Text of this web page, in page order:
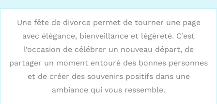
Une fête de divorce permet de tourner une page
avec élégance, bienveillance et légèreté. C’est
l’occasion de célébrer un nouveau départ, de
partager un moment entouré des bonnes personnes
et de créer des souvenirs positifs dans une
ambiance qui vous ressemble.